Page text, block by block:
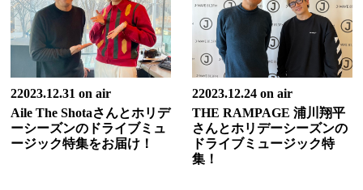
22023.12.31 on air
Aile The Shotaさんとホリデ
ーシーズンのドライブミュ
ージック特集をお届け！
22023.12.24 on air
THE RAMPAGE 浦川翔平
さんとホリデーシーズンの
ドライブミュージック特
集！